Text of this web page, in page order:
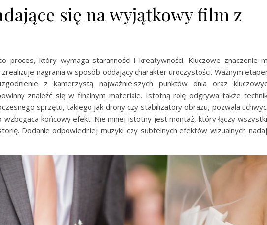
się na wyjątkowy film z
proces, który wymaga staranności i kreatywności. Kluczowe znaczenie
nagrania w sposób oddający charakter uroczystości. Ważnym
z kamerzystą najważniejszych punktów dnia oraz
znaleźć się w finalnym materiale. Istotną rolę odgrywa także
sprzętu, takiego jak drony czy stabilizatory obrazu, pozwala
wzbogaca końcowy efekt. Nie mniej istotny jest montaż, który łączy
Dodanie odpowiedniej muzyki czy subtelnych efektów wizualnych